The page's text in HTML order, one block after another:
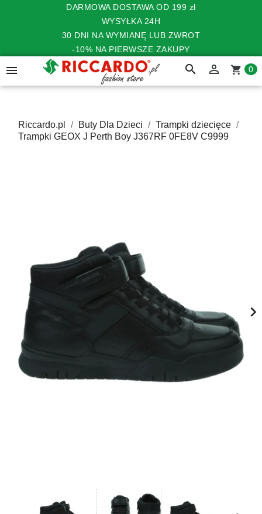
DARMOWA DOSTAWA OD 199 zł
WYSYŁKA 24H
30 DNI NA WYMIANĘ LUB ZWROT
-10% NA PIERWSZE ZAKUPY
 search  shopping_cart 0
Riccardo.pl Buty Dla Dzieci
Trampki dziecięce
Trampki GEOX J Perth Boy J367RF 0FE8V C9999
